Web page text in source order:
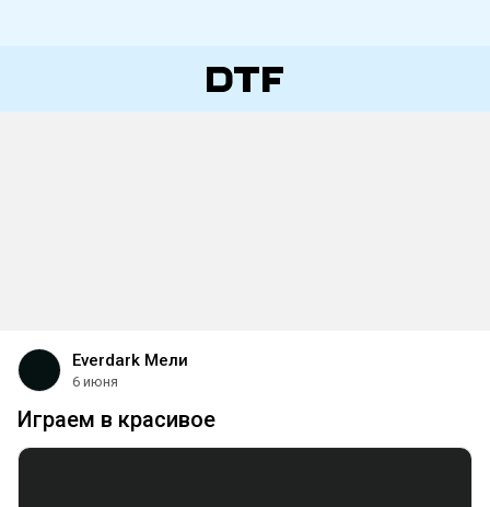
Everdark Мели
6 июня
Играем в красивое